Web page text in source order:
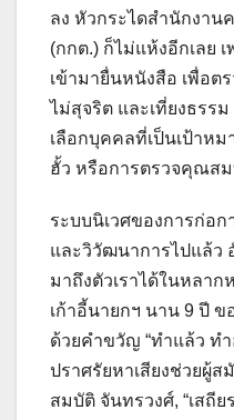
ลง หัวกระไดสำนักงาน
(กกต.) ก็ไม่แห้งอีกเลย
เข้ามายื่นหนังสือ เพื่อต
ไม่สุจริต และเที่ยงธรร
เลือกบุคคลที่เป็นเป้าหม
ฮั้ว หรือการตรวจคุณส
ระบบนิเวศของการก่อก
และวิวัฒนาการไปแล้ว
มาถึงตัวเราได้ในหลา
เก้าอี้นายกฯ นาน 9 ปี ข
ด้วยคำขวัญ “ทำแล้ว ทำ
ปราศรัยหาเสียงช่วยผู้
สมบัติ จันทรวงศ์, “เสถี